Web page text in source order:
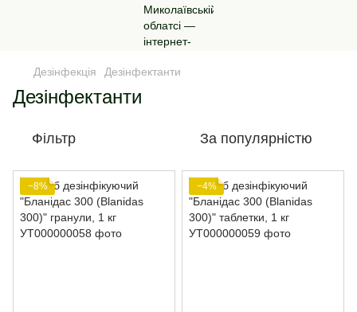
Дезінфекція Дезінфектанти
Дезінфектанти
Фільтр За популярністю
−8% −4%